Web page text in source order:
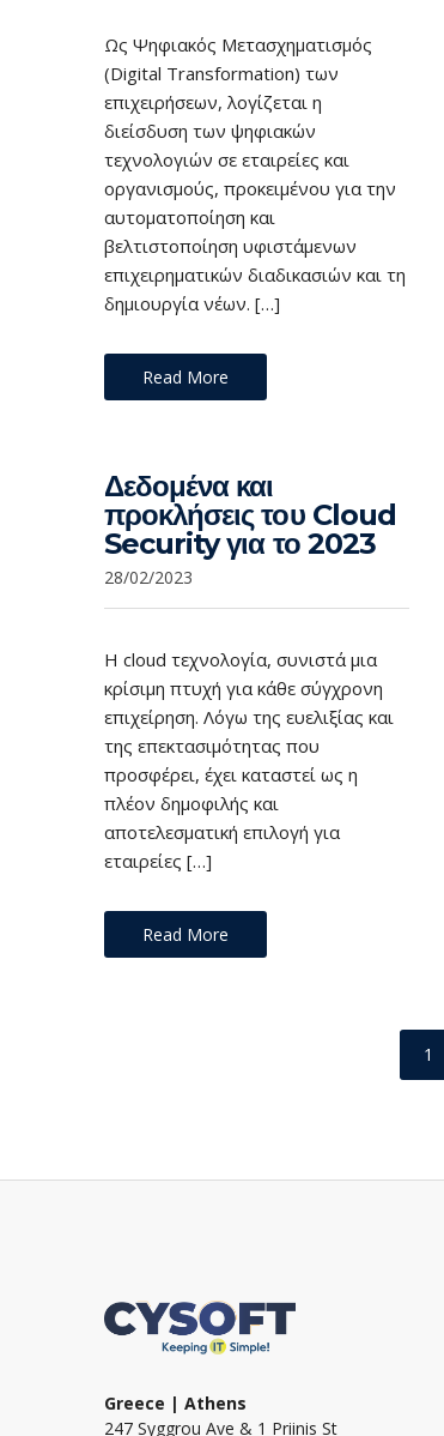
Ως Ψηφιακός Μετασχηματισμός
(Digital Transformation) των
επιχειρήσεων, λογίζεται η
διείσδυση των ψηφιακών
τεχνολογιών σε εταιρείες και
οργανισμούς, προκειμένου για την
αυτοματοποίηση και
βελτιστοποίηση υφιστάμενων
επιχειρηματικών διαδικασιών και τη
δημιουργία νέων. […]
Read More
Δεδομένα και
προκλήσεις του Cloud
Security για το 2023
28/02/2023
H cloud τεχνολογία, συνιστά μια
κρίσιμη πτυχή για κάθε σύγχρονη
επιχείρηση. Λόγω της ευελιξίας και
της επεκτασιμότητας που
προσφέρει, έχει καταστεί ως η
πλέον δημοφιλής και
αποτελεσματική επιλογή για
εταιρείες […]
Read More
1
Greece | Athens
247 Syggrou Ave & 1 Priinis St